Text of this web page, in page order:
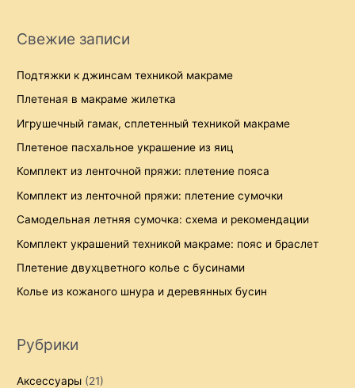
fСвежие записи
Подтяжки к джинсам техникой макраме
Плетеная в макраме жилетка
Игрушечный гамак, сплетенный техникой макраме
Плетеное пасхальное украшение из яиц
Комплект из ленточной пряжи: плетение пояса
Комплект из ленточной пряжи: плетение сумочки
Самодельная летняя сумочка: схема и рекомендации
Комплект украшений техникой макраме: пояс и браслет
Плетение двухцветного колье с бусинами
Колье из кожаного шнура и деревянных бусин
Рубрики
Аксессуары (21)